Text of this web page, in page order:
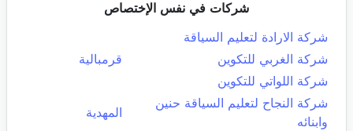
شركات في نفس الإختصاص
شركة الارادة لتعليم السياقة
شركة الغربي للتكوين
قرمبالية
شركة اللواتي للتكوين
شركة النجاح لتعليم السياقة حنين
وابنائه
المهدية